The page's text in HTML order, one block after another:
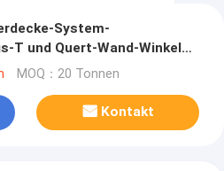
System-
T und Quert-Wand-Winkel
MOQ：20 Tonnen
Kontakt